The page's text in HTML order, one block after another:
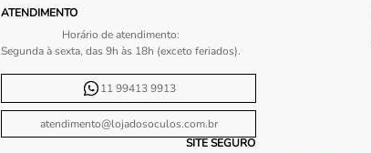
ATENDIMENTO
Horário de atendimento:
Segunda à sexta, das 9h às 18h (exceto feriados).
11 99413 9913
atendimento@lojadosoculos.com.br
SITE SEGURO